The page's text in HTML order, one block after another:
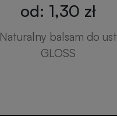
od: 1,30 zł
Naturalny balsam do ust
GLOSS